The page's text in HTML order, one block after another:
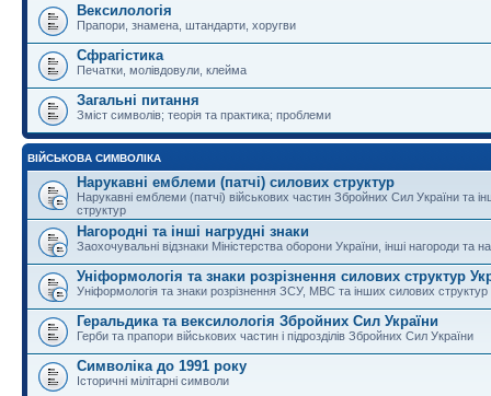
Вексилологія
Прапори, знамена, штандарти, хоругви
Сфрагістика
Печатки, молівдовули, клейма
Загальні питання
Зміст символів; теорія та практика; проблеми
ВІЙСЬКОВА СИМВОЛІКА
Нарукавні емблеми (патчі) силових структур
Нарукавні емблеми (патчі) військових частин Збройних Сил України та
структур
Нагородні та інші нагрудні знаки
Заохочувальні відзнаки Міністерства оборони України, інші нагороди та
Уніформологія та знаки розрізнення силових структур
Уніформологія та знаки розрізнення ЗСУ, МВС та інших силових структур
Геральдика та вексилологія Збройних Сил України
Герби та прапори військових частин і підрозділів Збройних Сил України
Символіка до 1991 року
Історичні мілітарні символи